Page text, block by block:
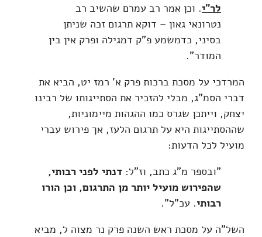
לר"י. וכן אמר רב עמרם שהשיב רב
נטרונאי גאון – דוקא תרגום זכה שניתן
בסיני, כדמשמע פ"ק דמגילה ופרק אין בין
המודר".
המרדכי על מסכת ברכות פרק א' רמז יט, הביא את
דברי הסמ"ג, מבלי להזכיר את הסתייגותו של רבינו
יצחק, וייתכן שגרס כמו ההגהות מיימוניות,
שההסתייגות היא על תרגום הלעז, אך פירוש עברי
מועיל לכל הדעות:
"ובספר מ"ג כתב, וז"ל: דנתי לפני רבותי,
שהפירוש מועיל יותר מן התרגום, וכן הורו
רבותי. עכ"ל".
השל"ה על מסכת ראש השנה פרק נר מצוה ל, מביא